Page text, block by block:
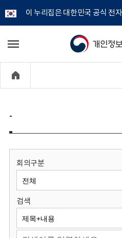
이 누리집은 대한민국 공식 전
개
정
보
원
회
메
기
-
회의구분
검색